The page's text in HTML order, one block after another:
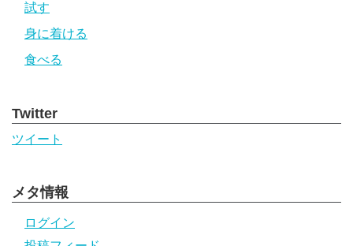
試す
身に着ける
食べる
Twitter
ツイート
メタ情報
ログイン